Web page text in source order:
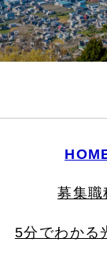
募集職
5分でわかる